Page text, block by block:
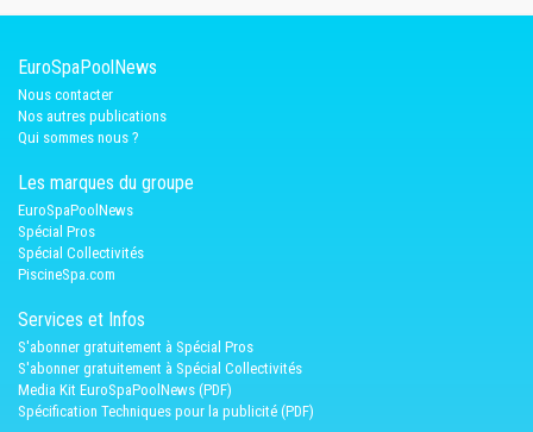
EuroSpaPoolNews
Nous contacter
Nos autres publications
Qui sommes nous ?
Les marques du groupe
EuroSpaPoolNews
Spécial Pros
Spécial Collectivités
PiscineSpa.com
Services et Infos
S'abonner gratuitement à Spécial Pros
S'abonner gratuitement à Spécial Collectivités
Media Kit EuroSpaPoolNews (PDF)
Spécification Techniques pour la publicité (PDF)